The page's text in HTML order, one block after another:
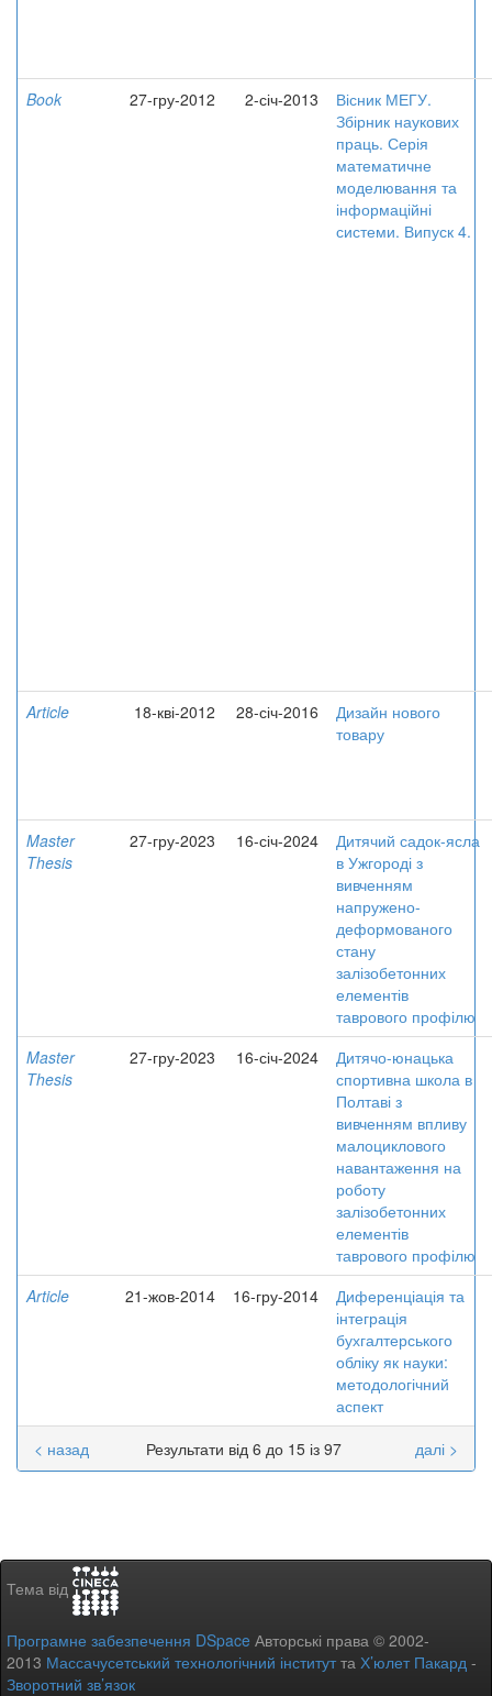
Book 27-гру-2012 2-січ-2013
Вісник МЕГУ.
Збірник наукових
праць. Серія
математичне
моделювання та
інформаційні
системи. Випуск 4.
Article 18-кві-2012 28-січ-2016
Дизайн нового
товару
Master
Thesis
27-гру-2023 16-січ-2024
Дитячий садок-ясла
в Ужгороді з
вивченням
напружено-
деформованого
стану
залізобетонних
елементів
таврового профілю
Master
Thesis
27-гру-2023 16-січ-2024
Дитячо-юнацька
спортивна школа в
Полтаві з
вивченням впливу
малоциклового
навантаження на
роботу
залізобетонних
елементів
таврового профілю
Article
21-жов-2014 16-гру-2014
Диференціація та
інтеграція
бухгалтерського
обліку як науки:
методологічний
аспект
Результати від 6 до 15 із 97
< назад далі >
Тема від
Програмне забезпечення DSpace Авторські права © 2002-
2013 Массачусетський технологічний інститутта Х’юлет Пакард -
Зворотний зв’язок